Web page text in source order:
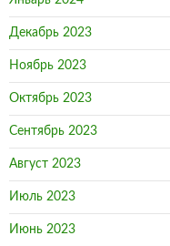
Декабрь 2023
Ноябрь 2023
Октябрь 2023
Сентябрь 2023
Август 2023
Июль 2023
Июнь 2023